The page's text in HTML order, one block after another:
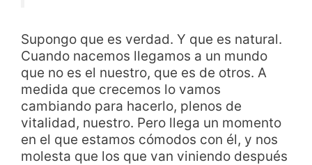
Supongo que es verdad. Y que es natural.
Cuando nacemos llegamos a un mundo
que no es el nuestro, que es de otros. A
medida que crecemos lo vamos
cambiando para hacerlo, plenos de
vitalidad, nuestro. Pero llega un momento
en el que estamos cómodos con él, y nos
molesta que los que van viniendo después